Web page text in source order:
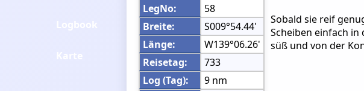
LegNo:
58
Breite:
S009°54.44'
Länge:
W139°06.26'
Reisetag:
733
Log (Tag):
9 nm
Sobald sie reif
Scheiben einfach in
süß und von der